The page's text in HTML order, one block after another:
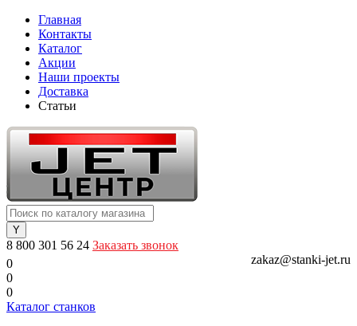
Главная
Контакты
Каталог
Акции
Наши проекты
Доставка
Статьи
8 800 301 56 24 Заказать звонок
zakaz@stanki-jet.ru
0
0
0
Каталог станков